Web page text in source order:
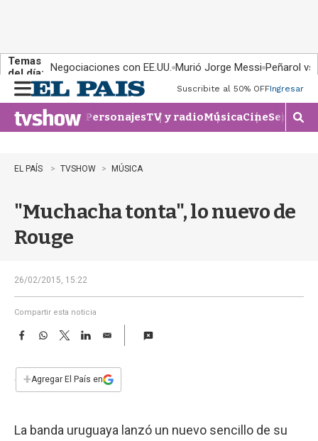
Temas
del día: Negociaciones con EE.UU. Murió Jorge Messi Peñarol
n
u
Suscribite al 50% OFFIngresar
PersonajesTV y radioMúsicaCineSeries
M
o
e
EL PAÍS TVSHOW MÚSICA
"Muchacha tonta", lo nuevo de
Rouge
26/02/2015, 15:22
Compartir esta noticia
F
e
b
k
W
s
p
T
w
t
L
n
E
i
l
+Agregar El País en
La banda uruguaya lanzó un nuevo sencillo de su